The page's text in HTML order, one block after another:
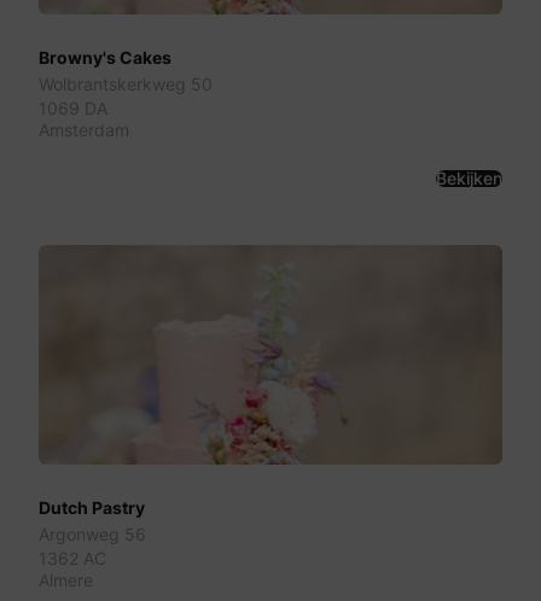
Browny's Cakes
Wolbrantskerkweg 50
1069 DA
Amsterdam
Bekijken
Dutch Pastry
Argonweg 56
1362 AC
Almere